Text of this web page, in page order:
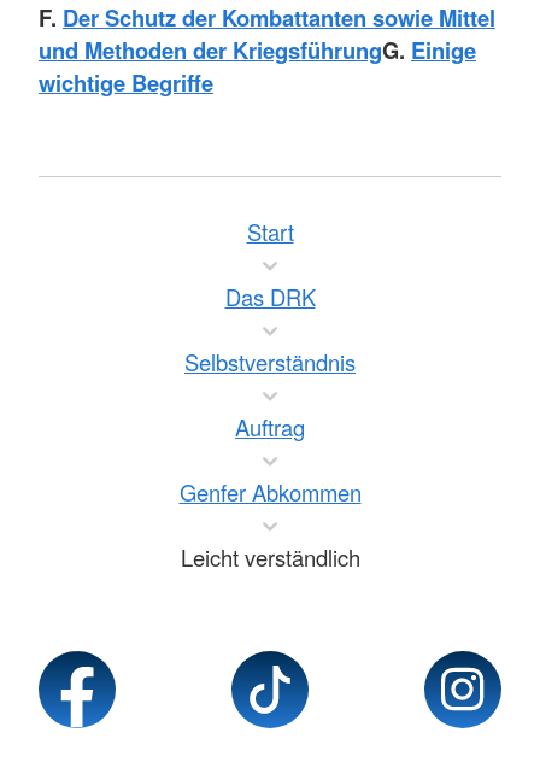
F. Der Schutz der Kombattanten sowie Mittel
und Methoden der KriegsführungG. Einige
wichtige Begriffe
Start
Das DRK
Selbstverständnis
Auftrag
Genfer Abkommen
Leicht verständlich